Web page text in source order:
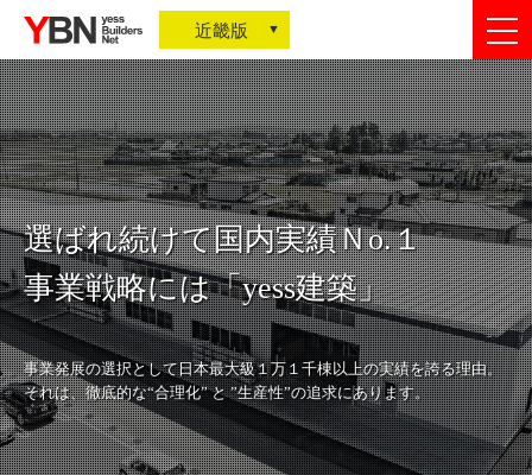
近畿版
選ばれ続けて国内実績Ｎo.１
事業戦略には「yess建築」
事業発展の選択として日本最大級１万１千棟以上の実績を誇る理由。
それは、徹底的な“合理化” と ”生産性”の追求にあります。